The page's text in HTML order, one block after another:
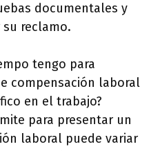
documentales y
reclamo.
tengo para
compensación laboral
en el trabajo?
para presentar un
laboral puede variar